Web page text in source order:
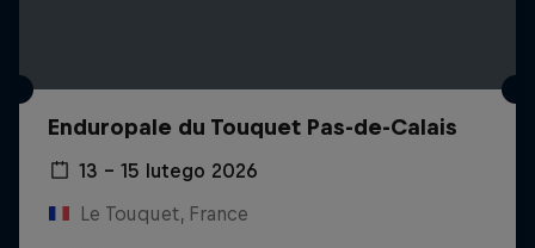
Enduropale du Touquet Pas-de-Calais
13 – 15 lutego 2026
Le Touquet, France